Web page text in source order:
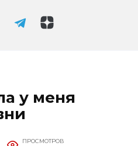
у меня
ПРОСМОТРОВ